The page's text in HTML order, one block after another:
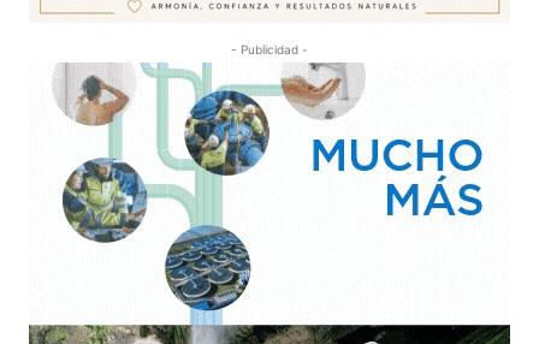
- Publicidad -